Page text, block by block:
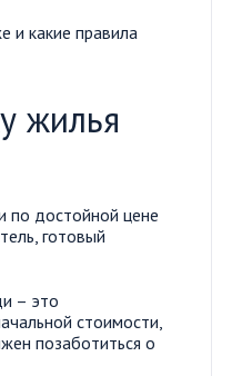
и какие правила
жилья
по достойной цене
готовый
– это
стоимости,
позаботиться о